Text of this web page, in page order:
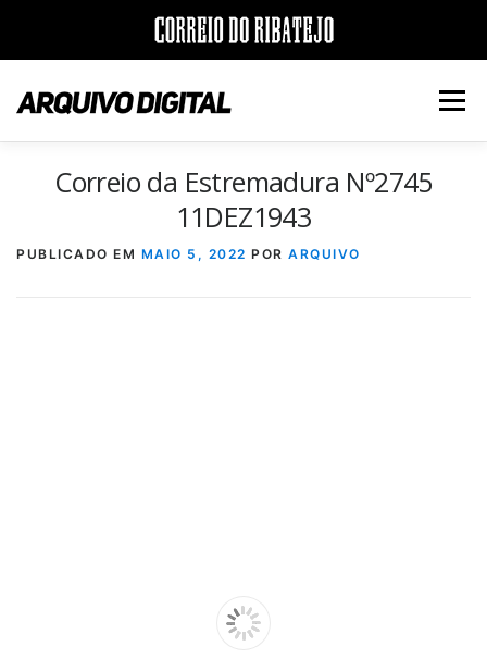
para
conteúdo
Menu
INÍCIO JORNAIS DÉCADAS
VERSÃO PDF E IMPRESSÃO
Correio da Estremadura Nº2745
11DEZ1943
PUBLICADO EM MAIO 5, 2022 POR ARQUIVO